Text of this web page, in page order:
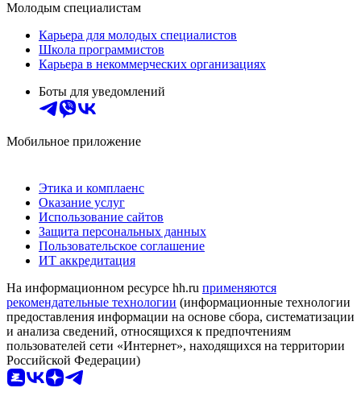
Молодым специалистам
Карьера для молодых специалистов
Школа программистов
Карьера в некоммерческих организациях
Боты для уведомлений
Мобильное приложение
Этика и комплаенс
Оказание услуг
Использование сайтов
Защита персональных данных
Пользовательское соглашение
ИТ аккредитация
На информационном ресурсе hh.ru применяются
рекомендательные технологии (информационные технологии
предоставления информации на основе сбора, систематизации
и анализа сведений, относящихся к предпочтениям
пользователей сети «Интернет», находящихся на территории
Российской Федерации)